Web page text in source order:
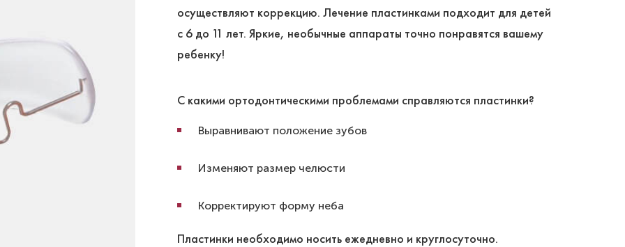
осуществляют коррекцию. Лечение пластинками подходит для детей
с 6 до 11 лет. Яркие, необычные аппараты точно понравятся вашему
ребенку!
С какими ортодонтическими проблемами справляются пластинки?
Выравнивают положение зубов
Изменяют размер челюсти
Корректируют форму неба
Пластинки необходимо носить ежедневно и круглосуточно.